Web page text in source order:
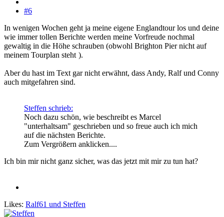
#6
In wenigen Wochen geht ja meine eigene Englandtour los und deine
wie immer tollen Berichte werden meine Vorfreude nochmal
gewaltig in die Höhe schrauben (obwohl Brighton Pier nicht auf
meinem Tourplan steht ).
Aber du hast im Text gar nicht erwähnt, dass Andy, Ralf und Conny
auch mitgefahren sind.
Steffen schrieb:
Noch dazu schön, wie beschreibt es Marcel
"unterhaltsam" geschrieben und so freue auch ich mich
auf die nächsten Berichte.
Zum Vergrößern anklicken....
Ich bin mir nicht ganz sicher, was das jetzt mit mir zu tun hat?
Likes: Ralf61 und Steffen